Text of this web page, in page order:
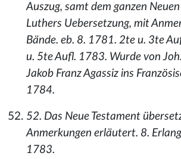
Auszug, samt dem ganzen
Luthers Uebersetzung, mit
Bände. eb. 8. 1781. 2te u. 3te
u. 5te Aufl. 1783. Wurde von
Jakob Franz Agassiz ins
1784.
52. Das Neue Testament
Anmerkungen erläutert. 8.
1783.